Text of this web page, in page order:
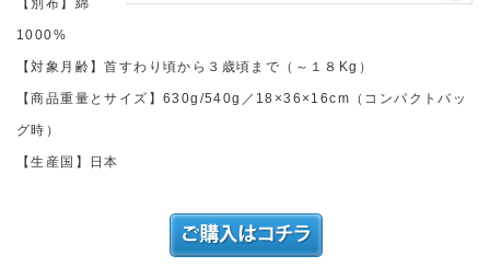
【別布】綿
1000%
【対象月齢】首すわり頃から３歳頃まで（～１８Kg）
【商品重量とサイズ】630g/540g／18×36×16cm（コンパクトバッ
グ時）
【生産国】日本